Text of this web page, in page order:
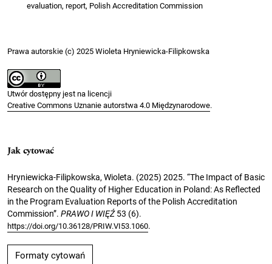
evaluation, report, Polish Accreditation Commission
Prawa autorskie (c) 2025 Wioleta Hryniewicka-Filipkowska
Utwór dostępny jest na licencji
Creative Commons Uznanie autorstwa 4.0 Międzynarodowe.
Jak cytować
Hryniewicka-Filipkowska, Wioleta. (2025) 2025. “The Impact of Basic
Research on the Quality of Higher Education in Poland: As Reflected
in the Program Evaluation Reports of the Polish Accreditation
Commission”. PRAWO I WIĘŹ53 (6).
https://doi.org/10.36128/PRIW.VI53.1060.
Formaty cytowań